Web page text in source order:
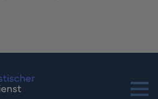
Menu